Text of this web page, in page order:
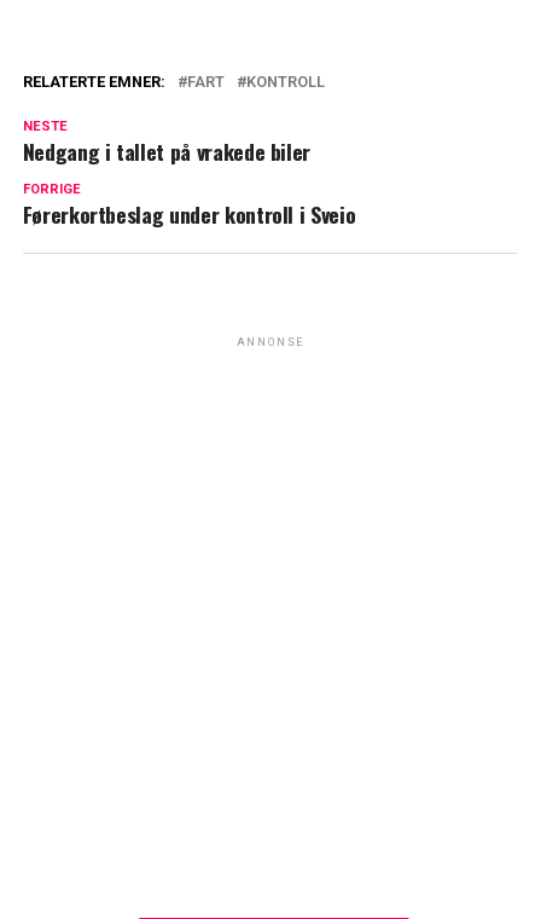
RELATERTE EMNER: FART KONTROLL
NESTE
Nedgang i tallet på vrakede biler
FORRIGE
Førerkortbeslag under kontroll i Sveio
ANNONSE